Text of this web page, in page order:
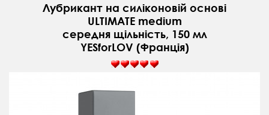
Лубрикант на силіконовій основі
ULTIMATE medium
середня щільність, 150 мл
YESforLOV (Франція)